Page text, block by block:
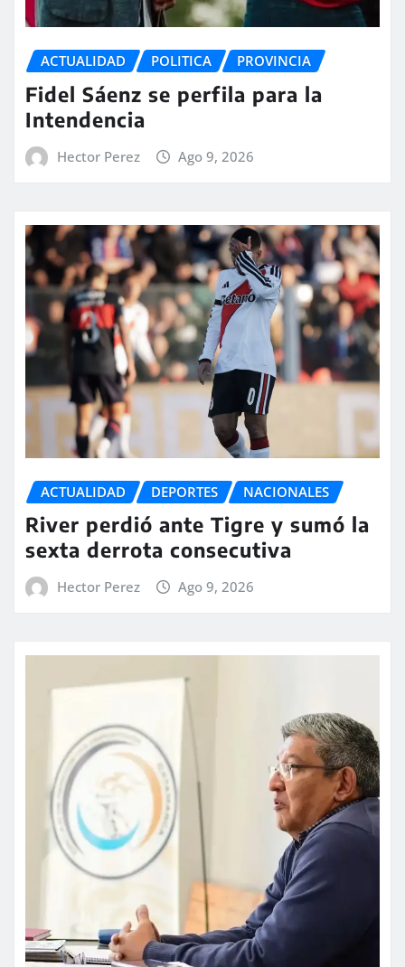
ACTUALIDAD POLITICA PROVINCIA
Fidel Sáenz se perfila para la
Intendencia
Hector Perez Ago 9, 2026
ACTUALIDAD DEPORTES NACIONALES
River perdió ante Tigre y sumó la
sexta derrota consecutiva
Hector Perez Ago 9, 2026